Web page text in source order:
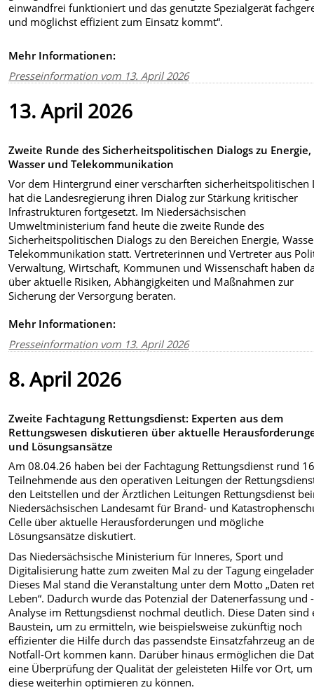
einwandfrei funktioniert und das genutzte Spezialgerät
und möglichst effizient zum Einsatz kommt“.
Mehr Informationen:
Presseinformation vom 13. April 2026
13. April 2026
Zweite Runde des Sicherheitspolitischen Dialogs zu Energie,
Wasser und Telekommunikation
Vor dem Hintergrund einer verschärften sicherheitspolitischen
hat die Landesregierung ihren Dialog zur Stärkung kritischer
Infrastrukturen fortgesetzt. Im Niedersächsischen
Umweltministerium fand heute die zweite Runde des
Sicherheitspolitischen Dialogs zu den Bereichen Energie,
Telekommunikation statt. Vertreterinnen und Vertreter aus
Verwaltung, Wirtschaft, Kommunen und Wissenschaft haben
über aktuelle Risiken, Abhängigkeiten und Maßnahmen zur
Sicherung der Versorgung beraten.
Mehr Informationen:
Presseinformation vom 13. April 2026
8. April 2026
Zweite Fachtagung Rettungsdienst: Experten aus dem
Rettungswesen diskutieren über aktuelle
und Lösungsansätze
Am 08.04.26 haben bei der Fachtagung Rettungsdienst rund
Teilnehmende aus den operativen Leitungen der
den Leitstellen und der Ärztlichen Leitungen Rettungsdienst
Niedersächsischen Landesamt für Brand- und
Celle über aktuelle Herausforderungen und mögliche
Lösungsansätze diskutiert.
Das Niedersächsische Ministerium für Inneres, Sport und
Digitalisierung hatte zum zweiten Mal zu der Tagung
Dieses Mal stand die Veranstaltung unter dem Motto „Daten
Leben“. Dadurch wurde das Potenzial der Datenerfassung und -
Analyse im Rettungsdienst nochmal deutlich. Diese Daten sind
Baustein, um zu ermitteln, wie beispielsweise zukünftig noch
effizienter die Hilfe durch das passendste Einsatzfahrzeug an
Notfall-Ort kommen kann. Darüber hinaus ermöglichen die
eine Überprüfung der Qualität der geleisteten Hilfe vor Ort, um
diese weiterhin optimieren zu können.